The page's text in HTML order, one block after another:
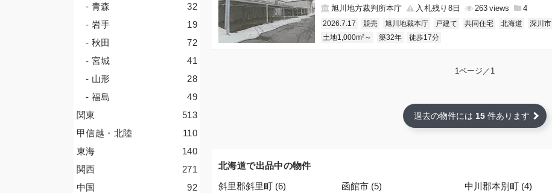
旭川地方裁判所本庁
入札残り8日 263 4
2026.7.17 競売 旭川地裁本庁 戸建て 共同住宅 北海道 深川市
土地1,000m²～
築32年 徒歩17分
1ページ／1
過去の物件には 15 件あります
北海道で出品中の物件
斜里郡斜里町 (6) 函館市 (5) 中川郡本別町 (4)
32
- 青森
19
- 岩手
72
- 秋田
41
- 宮城
28
- 山形
49
- 福島
513
関東
110
甲信越・北陸
140
東海
271
関西
92
中国